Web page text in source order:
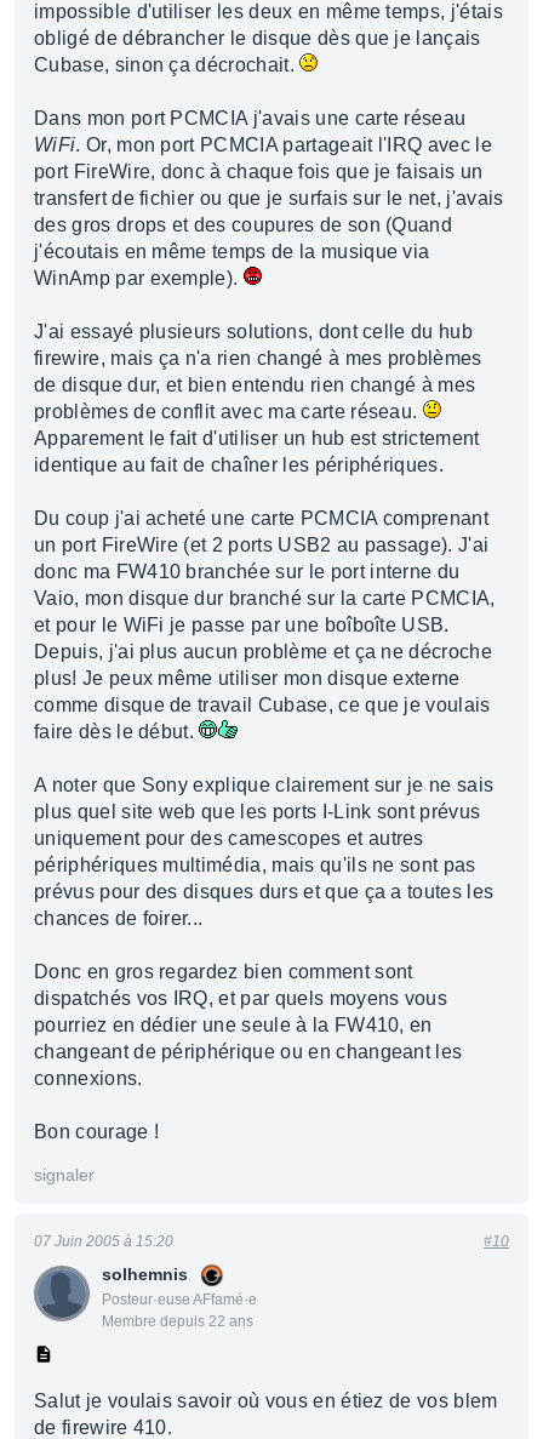
impossible d'utiliser les deux en même temps, j'étais
obligé de débrancher le disque dès que je lançais
Cubase, sinon ça décrochait.
Dans mon port PCMCIA j'avais une carte réseau
WiFi. Or, mon port PCMCIA partageait l'IRQ avec le
port FireWire, donc à chaque fois que je faisais un
transfert de fichier ou que je surfais sur le net, j'avais
des gros drops et des coupures de son (Quand
j'écoutais en même temps de la musique via
WinAmp par exemple).
J'ai essayé plusieurs solutions, dont celle du hub
firewire, mais ça n'a rien changé à mes problèmes
de disque dur, et bien entendu rien changé à mes
problèmes de conflit avec ma carte réseau.
Apparement le fait d'utiliser un hub est strictement
identique au fait de chaîner les périphériques.
Du coup j'ai acheté une carte PCMCIA comprenant
un port FireWire (et 2 ports USB2 au passage). J'ai
donc ma FW410 branchée sur le port interne du
Vaio, mon disque dur branché sur la carte PCMCIA,
et pour le WiFi je passe par une boîboîte USB.
Depuis, j'ai plus aucun problème et ça ne décroche
plus! Je peux même utiliser mon disque externe
comme disque de travail Cubase, ce que je voulais
faire dès le début.
A noter que Sony explique clairement sur je ne sais
plus quel site web que les ports I-Link sont prévus
uniquement pour des camescopes et autres
périphériques multimédia, mais qu'ils ne sont pas
prévus pour des disques durs et que ça a toutes les
chances de foirer...
Donc en gros regardez bien comment sont
dispatchés vos IRQ, et par quels moyens vous
pourriez en dédier une seule à la FW410, en
changeant de périphérique ou en changeant les
connexions.
Bon courage !
signaler
solhemnis
Posteur·euse AFfamé·e
Membre depuis 22 ans
07 Juin 2005 à 15:20 #10
Salut je voulais savoir où vous en étiez de vos blem
de firewire 410.